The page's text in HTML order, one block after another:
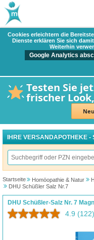
Cookies erleichtern die
Dienste erklären Sie sich
Weiterhin
Google Analytics
Testen Sie
frischer
IHRE VERSANDAPOTHEKE -
Startseite Homöopathie & Natur
DHU Schüßler Salz Nr.7
DHU Schüßler-Salz Nr. 7
4.9 (122)